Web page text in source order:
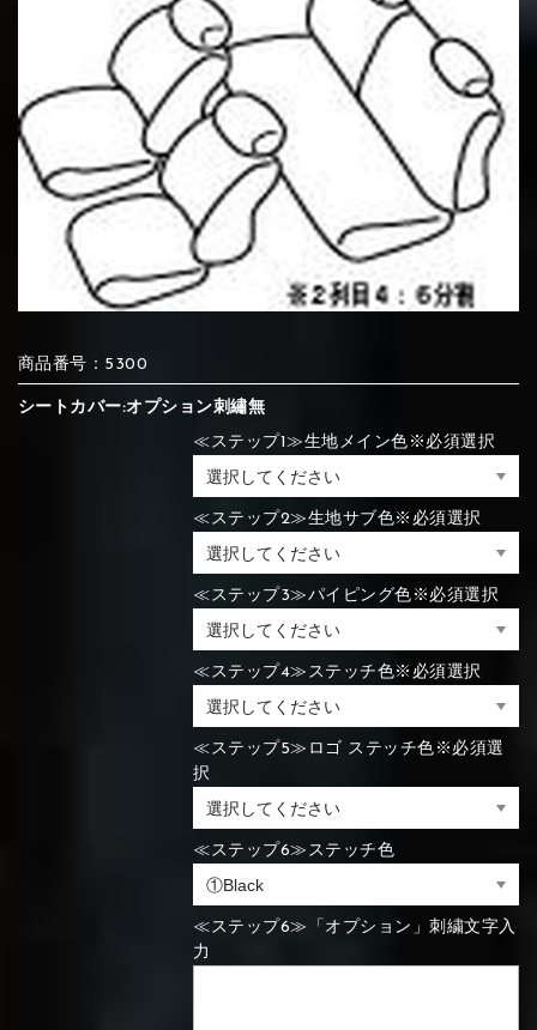
⑦Blue ⑧Orange ⑨Pink
⑭Caramel ⑮Wine red
④Brown ⑤Dark Brown ⑥Yellow
⑧Orange ⑨Pink
⑩White ⑪Black
⑭Caramel ⑮Wine red
①Beige ②Gray
④Brown ⑤Dark Brown ⑥Yellow
⑦Blue
⑪Black ⑫Ivory
⑭Caramel ⑮Wine red
①Black ③Light gray
⑤Ivory ⑥Red
⑦Wine-red ⑧Yellow ⑨Orange
⑪Blue ⑫Aqua blue
⑭Pink ⑮Rose pink
⑰Silver ⑱Green
①Black ③Light gray
⑤Ivory ⑥Red
⑦Wine-red ⑧Yellow
⑪Blue ⑫Aqua blue
⑭Pink ⑮Rose pink
⑰Silver
商品番号：5300
シートカバー:オプション刺繡無
≪ステップ1≫生地メイン色※必須選択
≪ステップ2≫生地サブ色※必須選択
≪ステップ3≫パイピング色※必須選択
≪ステップ4≫ステッチ色※必須選択
≪ステップ5≫ロゴ ステッチ色※必須選
択
≪ステップ6≫ステッチ色
≪ステップ6≫「オプション」刺繍文字入
力